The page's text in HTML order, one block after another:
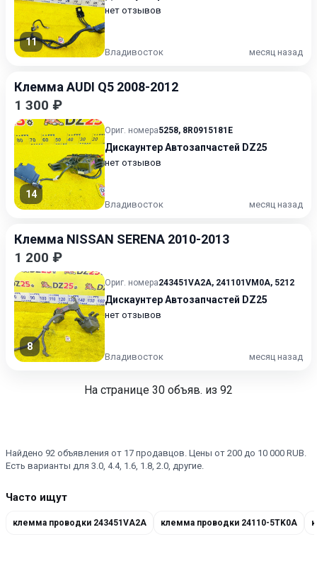
11
нет отзывов
Владивосток месяц назад
Клемма AUDI Q5 2008-2012
1 300 ₽
14
Ориг. номера5258, 8R0915181E
Дискаунтер Автозапчастей DZ25
нет отзывов
Владивосток месяц назад
Клемма NISSAN SERENA 2010-2013
1 200 ₽
8
Ориг. номера243451VA2A, 241101VM0A, 5212
Дискаунтер Автозапчастей DZ25
нет отзывов
Владивосток месяц назад
На странице 30 объяв. из 92
Найдено 92 объявления от 17 продавцов. Цены от 200 до 10 000 RUB.
Есть варианты для 3.0, 4.4, 1.6, 1.8, 2.0, другие.
Часто ищут
клемма проводки 243451VA2A клемма проводки 24110-5TK0A